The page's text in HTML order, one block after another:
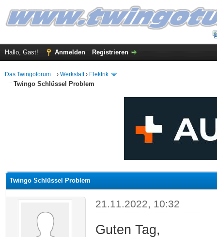
Hallo, Gast! Anmelden Registrieren
Das Twingoforum... › Werkstatt› Elektrik
Twingo Schlüssel Problem
Twingo Schlüssel Problem
21.11.2022, 10:32
Guten Tag,